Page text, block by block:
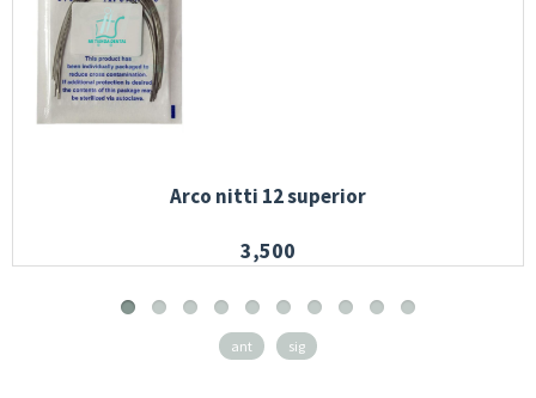
Arco nitti 12 superior
3,500
ant sig